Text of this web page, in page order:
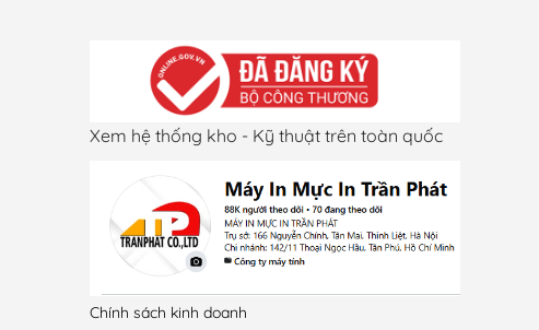
Xem hệ thống kho - Kỹ thuật trên toàn quốc
Chính sách kinh doanh